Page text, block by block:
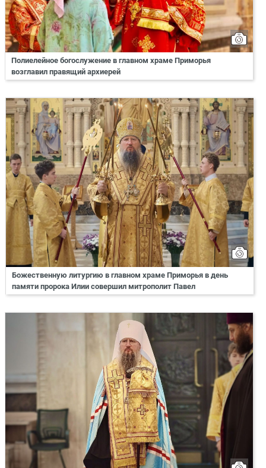
Полиелейное богослужение в главном храме Приморья
возглавил правящий архиерей
Божественную литургию в главном храме Приморья в день
памяти пророка Илии совершил митрополит Павел